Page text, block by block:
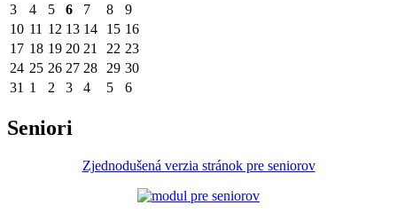
3
4 5 6 7 8
9
10 11 12 13 14 15 16
17 18 19 20 21 22 23
24 25 26 27 28 29 30
31 1 2 3 4 5 6
Seniori
Zjednodušená verzia stránok pre seniorov